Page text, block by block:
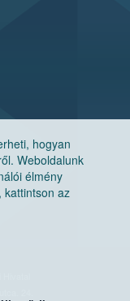
hogyan
Weboldalunk
élmény
kattintson az